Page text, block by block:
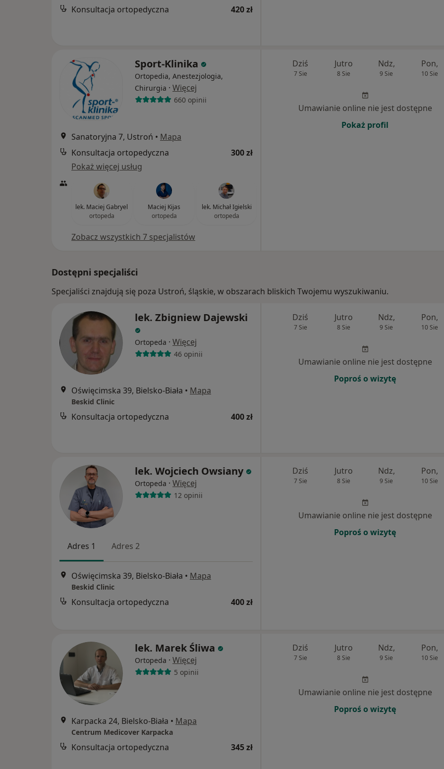
Konsultacja ortopedyczna 420 zł
Sport-Klinika
Ortopedia, Anestezjologia,
Chirurgia · Więcej
660 opinii
Sanatoryjna 7, Ustroń • Mapa
Konsultacja ortopedyczna
300 zł
Pokaż więcej usług
lek. Maciej Gabryel
ortopeda
Maciej Kijas
ortopeda
lek. Michał Igielski
ortopeda
Zobacz wszystkich 7 specjalistów
Dziś
7 Sie
Jutro
8 Sie
Ndz,
9 Sie
Pon,
10 Sie
Umawianie online nie jest dostępne
Pokaż profil
Dostępni specjaliści
Specjaliści znajdują się poza Ustroń, śląskie, w obszarach bliskich Twojemu wyszukiwaniu.
lek. Zbigniew Dajewski
Ortopeda · Więcej
46 opinii
Oświęcimska 39, Bielsko-Biała • Mapa
Beskid Clinic
Konsultacja ortopedyczna 400 zł
Dziś
7 Sie
Jutro
8 Sie
Ndz,
9 Sie
Pon,
10 Sie
Umawianie online nie jest dostępne
Poproś o wizytę
lek. Wojciech Owsiany
Ortopeda · Więcej
12 opinii
Adres 1 Adres 2
Oświęcimska 39, Bielsko-Biała • Mapa
Beskid Clinic
Konsultacja ortopedyczna 400 zł
Dziś
7 Sie
Jutro
8 Sie
Ndz,
9 Sie
Pon,
10 Sie
Umawianie online nie jest dostępne
Poproś o wizytę
lek. Marek Śliwa
Ortopeda · Więcej
5 opinii
Karpacka 24, Bielsko-Biała • Mapa
Centrum Medicover Karpacka
Konsultacja ortopedyczna 345 zł
Dziś
7 Sie
Jutro
8 Sie
Ndz,
9 Sie
Pon,
10 Sie
Umawianie online nie jest dostępne
Poproś o wizytę